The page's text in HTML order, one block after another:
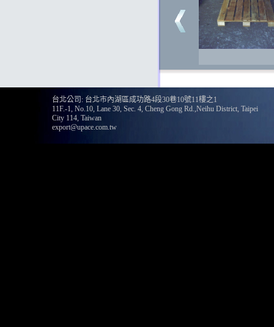
台北公司: 台北市內湖區成功路4段30巷10號11樓之1
11F.-1, No.10, Lane 30, Sec. 4, Cheng Gong Rd.,Neihu District, Taipei
City 114, Taiwan
export@upace.com.tw